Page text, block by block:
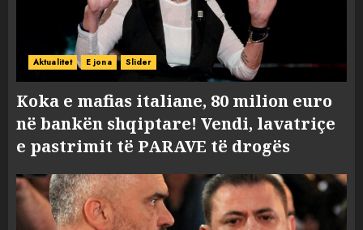
Aktualitet E jona Slider
Koka e mafias italiane, 80 milion euro
në bankën shqiptare! Vendi, lavatriçe
e pastrimit të PARAVE të drogës